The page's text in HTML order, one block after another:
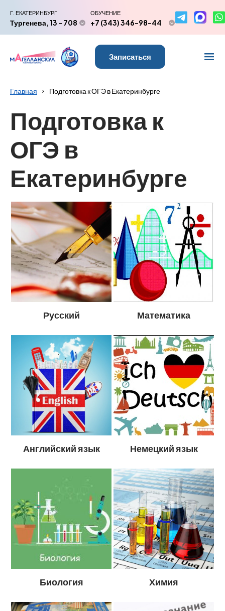
Г. ЕКАТЕРИНБУРГ
Тургенева, 13 - 708
ОБУЧЕНИЕ
+7 (343) 346-98-44
Записаться
Главная Подготовка к ОГЭ в Екатеринбурге
Подготовка к
ОГЭ в
Екатеринбурге
Русский Математика
Английский язык Немецкий язык
Биология Химия